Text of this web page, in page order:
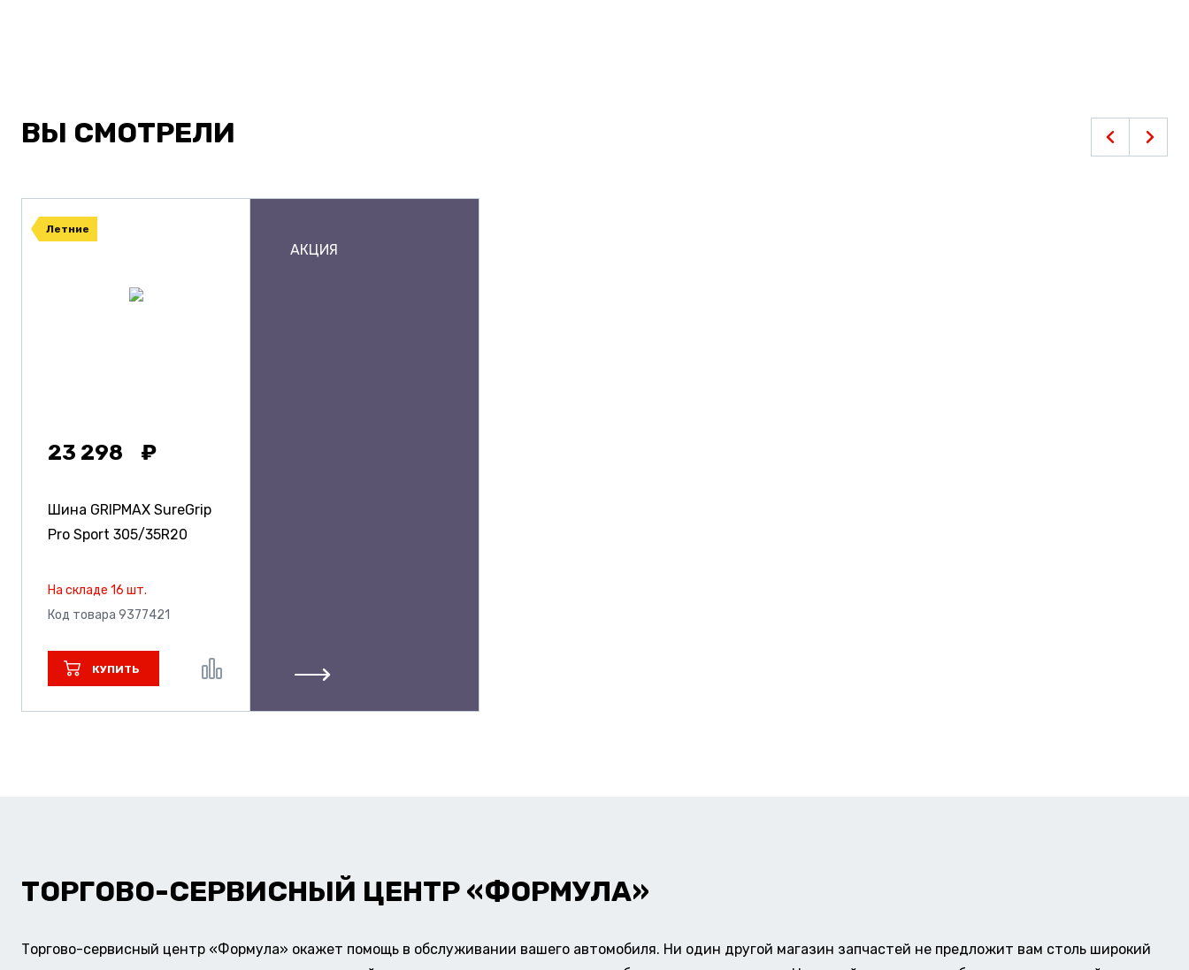
ВЫ СМОТРЕЛИ
Летние
23 298
Шина GRIPMAX SureGrip
Pro Sport 305/35R20
На складе 16 шт.
Код товара 9377421
КУПИТЬ
АКЦИЯ
ТОРГОВО-СЕРВИСНЫЙ ЦЕНТР «ФОРМУЛА»
Торгово-сервисный центр «Формула» окажет помощь в обслуживании вашего автомобиля. Ни один другой магазин запчастей не предложит вам столь широкий